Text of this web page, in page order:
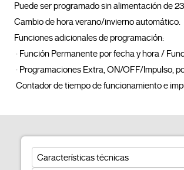
Puede ser programado sin alimentación de
Cambio de hora verano/invierno automático.
Funciones adicionales de programación:
Características técnicas